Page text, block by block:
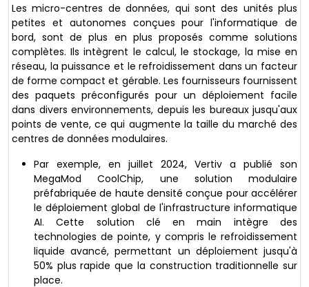
Les micro-centres de données, qui sont des unités plus
petites et autonomes conçues pour l'informatique de
bord, sont de plus en plus proposés comme solutions
complètes. Ils intègrent le calcul, le stockage, la mise en
réseau, la puissance et le refroidissement dans un facteur
de forme compact et gérable. Les fournisseurs fournissent
des paquets préconfigurés pour un déploiement facile
dans divers environnements, depuis les bureaux jusqu'aux
points de vente, ce qui augmente la taille du marché des
centres de données modulaires.
Par exemple, en juillet 2024, Vertiv a publié son
MegaMod CoolChip, une solution modulaire
préfabriquée de haute densité conçue pour accélérer
le déploiement global de l'infrastructure informatique
AI. Cette solution clé en main intègre des
technologies de pointe, y compris le refroidissement
liquide avancé, permettant un déploiement jusqu'à
50% plus rapide que la construction traditionnelle sur
place.